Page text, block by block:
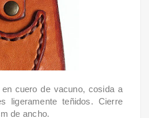
cuero de vacuno, cosida a
ligeramente teñidos. Cierre
de ancho.